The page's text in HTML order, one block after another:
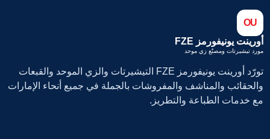
OU
أورينت يونيفورمز FZE
مورد تيشيرتات ومصنّع زي موحد
تورّد أورينت يونيفورمز FZE التيشيرتات والزي الموحد والقبعات
والحقائب والمناشف والمفروشات بالجملة في جميع أنحاء الإمارات
مع خدمات الطباعة والتطريز.